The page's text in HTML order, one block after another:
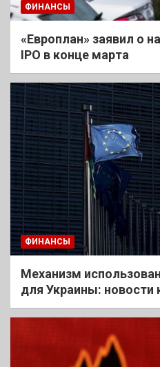
ФИНАНСЫ
«Европлан» заявил о
IPO в конце марта
ФИНАНСЫ
Механизм
для Украины: новости